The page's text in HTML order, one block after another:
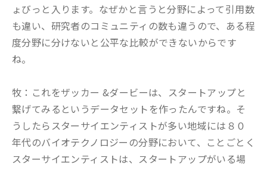
ょびっと入ります。なぜかと言うと分野によって引用数
も違い、研究者のコミュニティの数も違うので、ある程
度分野に分けないと公平な比較ができないからです
ね。
牧：これをザッカー &ダービーは、スタートアップと
繋げてみるというデータセットを作ったんですね。そ
うしたらスターサイエンティストが多い地域には８０
年代のバイオテクノロジーの分野において、ことごとく
スターサイエンティストは、スタートアップがいる場